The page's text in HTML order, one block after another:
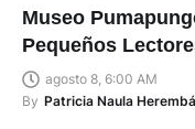
Museo
Pequeños
agosto 8, 6:00 AM
By Patricia Naula